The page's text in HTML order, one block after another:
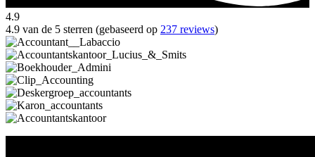
4.9
4.9 van de 5 sterren (gebaseerd op 237 reviews)